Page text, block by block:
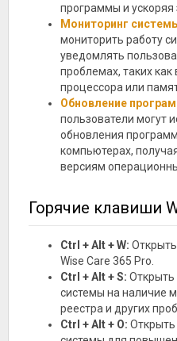
программы и ускоряя
Мониторинг
мониторить работу
уведомлять
проблемах, таких как
процессора или
Обновление
пользователи могут
обновления
компьютерах,
версиям
Горячие клавиши
Ctrl + Alt + W:
Wise Care 365 Pro.
Ctrl + Alt + S: Открыть
системы на наличие
реестра и других
Ctrl + Alt + O: